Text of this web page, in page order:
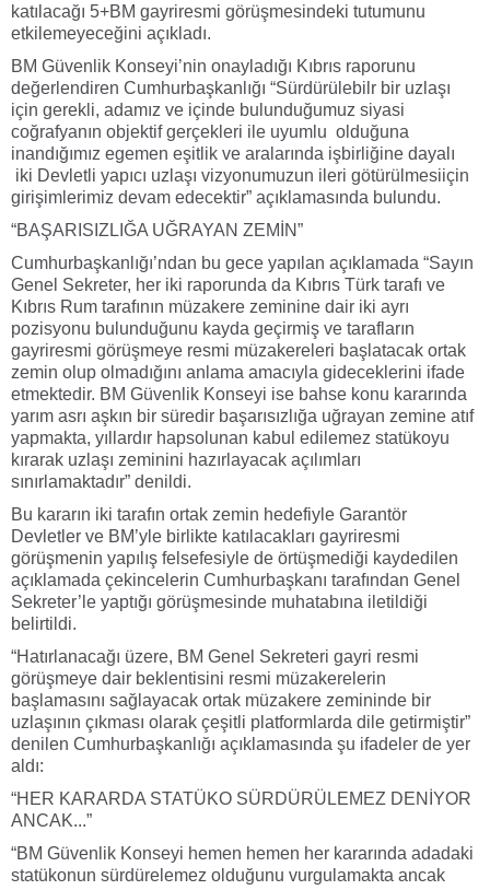
katılacağı 5+BM gayriresmi görüşmesindeki tutumunu
etkilemeyeceğini açıkladı.
BM Güvenlik Konseyi’nin onayladığı Kıbrıs raporunu
değerlendiren Cumhurbaşkanlığı “Sürdürülebilr bir uzlaşı
için gerekli, adamız ve içinde bulunduğumuz siyasi
coğrafyanın objektif gerçekleri ile uyumlu olduğuna
inandığımız egemen eşitlik ve aralarında işbirliğine dayalı
iki Devletli yapıcı uzlaşı vizyonumuzun ileri götürülmesiiçin
girişimlerimiz devam edecektir” açıklamasında bulundu.
“BAŞARISIZLIĞA UĞRAYAN ZEMİN”
Cumhurbaşkanlığı’ndan bu gece yapılan açıklamada “Sayın
Genel Sekreter, her iki raporunda da Kıbrıs Türk tarafı ve
Kıbrıs Rum tarafının müzakere zeminine dair iki ayrı
pozisyonu bulunduğunu kayda geçirmiş ve tarafların
gayriresmi görüşmeye resmi müzakereleri başlatacak ortak
zemin olup olmadığını anlama amacıyla gideceklerini ifade
etmektedir. BM Güvenlik Konseyi ise bahse konu kararında
yarım asrı aşkın bir süredir başarısızlığa uğrayan zemine atıf
yapmakta, yıllardır hapsolunan kabul edilemez statükoyu
kırarak uzlaşı zeminini hazırlayacak açılımları
sınırlamaktadır” denildi.
Bu kararın iki tarafın ortak zemin hedefiyle Garantör
Devletler ve BM’yle birlikte katılacakları gayriresmi
görüşmenin yapılış felsefesiyle de örtüşmediği kaydedilen
açıklamada çekincelerin Cumhurbaşkanı tarafından Genel
Sekreter’le yaptığı görüşmesinde muhatabına iletildiği
belirtildi.
“Hatırlanacağı üzere, BM Genel Sekreteri gayri resmi
görüşmeye dair beklentisini resmi müzakerelerin
başlamasını sağlayacak ortak müzakere zemininde bir
uzlaşının çıkması olarak çeşitli platformlarda dile getirmiştir”
denilen Cumhurbaşkanlığı açıklamasında şu ifadeler de yer
aldı:
“HER KARARDA STATÜKO SÜRDÜRÜLEMEZ DENİYOR
ANCAK...”
“BM Güvenlik Konseyi hemen hemen her kararında adadaki
statükonun sürdürelemez olduğunu vurgulamakta ancak